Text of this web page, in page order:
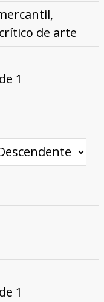
(con busca
de arte
1
1